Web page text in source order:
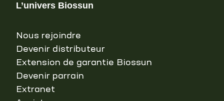
L’univers Biossun
Nous rejoindre
Devenir distributeur
Extension de garantie Biossun
Devenir parrain
Extranet